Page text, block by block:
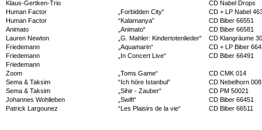
Klaus-Gertken-Trio
CD Nabel Drops
Human Factor
„Forbidden City“
CD + LP Nabel
Human Factor
“Kalamanya”
CD Biber 66551
Animato
„Animato“
CD Biber 66581
Lauren Newton
„G. Mahler: Kindertotenlieder“
CD Klangräume
Friedemann
„Aquamarin“
CD + LP Biber
Friedemann
„In Concert Live“
CD Biber 66491
Friedemann
Zoom
„Toms Game“
CD CMK 014
Sema & Taksim
“Ich höre Istanbul”
CD Nebelhorn 008
Sema & Taksim
„Sihir - Zauber“
CD PM 50021
Johannes Wohlleben
„Swift“
CD Biber 66451
Patrick Largounez
“Les Plaisirs de la vie“ CD Biber 66511